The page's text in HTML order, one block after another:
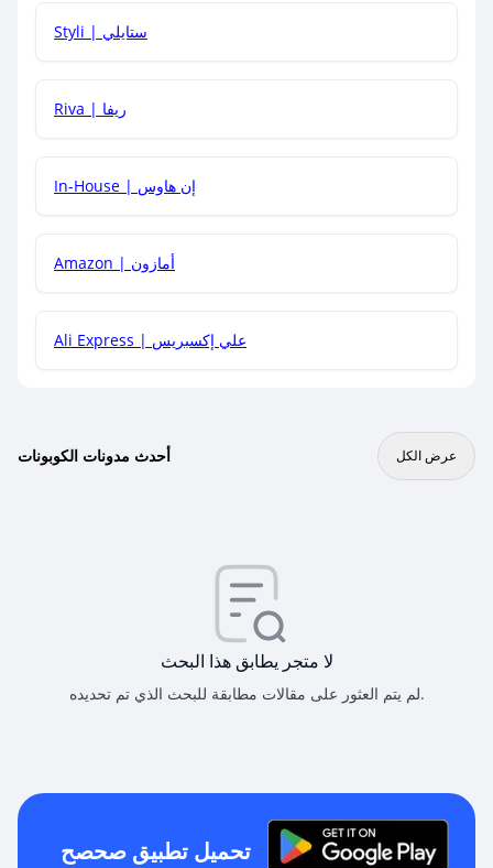
هل يمكنني جمع كود خصم مع العروض الأخرى؟
Styli | ستايلي
Riva | ريفا
In-House | إن هاوس
Amazon | أمازون
Ali Express | علي إكسبريس
أحدث مدونات الكوبونات عرض الكل
لا متجر يطابق هذا البحث
لم يتم العثور على مقالات مطابقة للبحث الذي تم تحديده.
تحميل تطبيق صحصح